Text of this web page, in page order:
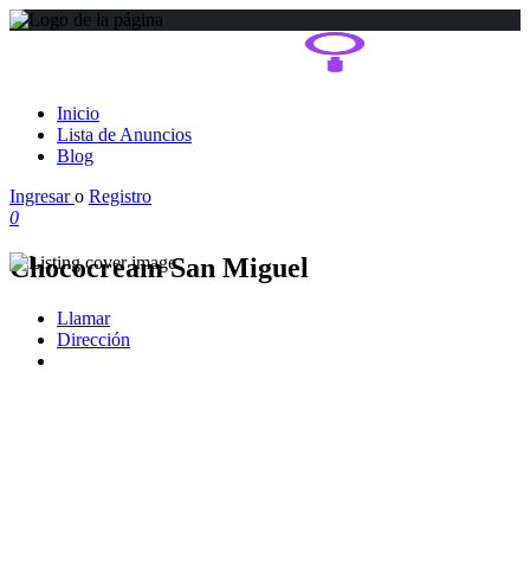
Inicio
Lista de Anuncios
Blog
Ingresaro Registro
0
Chococream San Miguel
Llamar
Dirección